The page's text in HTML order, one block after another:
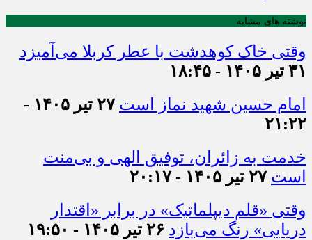
نوشته های مشابه
وقتی خاک کوهدشت با عطر کربلا می‌آمیزد
۳۱ تیر ۱۴۰۵ - ۱۸:۴۵
امام حسین شهید نماز است
۲۷ تیر ۱۴۰۵ -
۲۱:۲۲
خدمت به زائران، توفیق الهی و بی‌منت
است ۲۷ تیر ۱۴۰۵ - ۲۰:۱۷
وقتی «قلم دیپلماتیک» در برابر «اقتدار
دریایی» رنگ می‌بازد ۲۶ تیر ۱۴۰۵ - ۱۹:۵۰